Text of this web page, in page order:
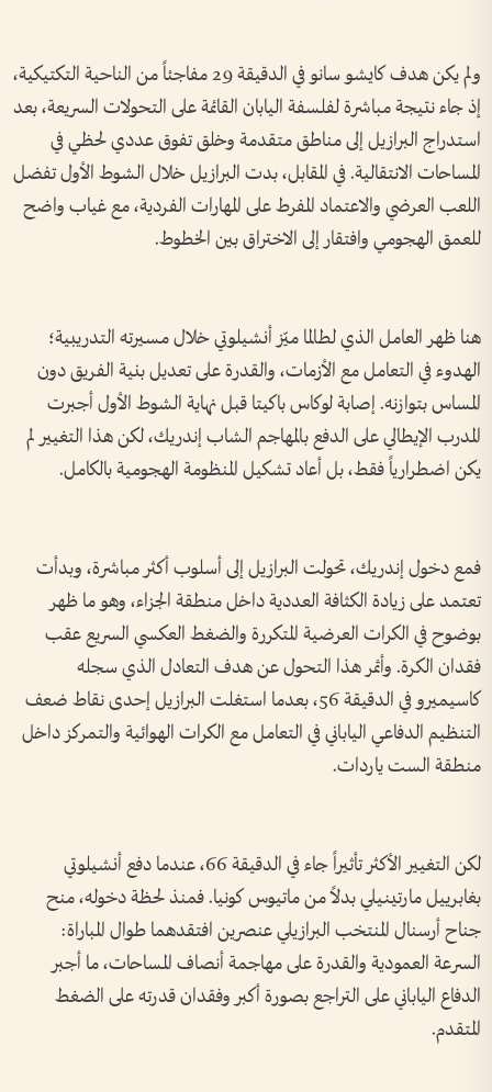
ولم يكن هدف كايشو سانو في الدقيقة 29 مفاجئاً من الناحية التكتيكية،
إذ جاء نتيجة مباشرة لفلسفة اليابان القائمة على التحولات السريعة، بعد
استدراج البرازيل إلى مناطق متقدمة وخلق تفوق عددي لحظي في
المساحات الانتقالية. في المقابل، بدت البرازيل خلال الشوط الأول تفضل
اللعب العرضي والاعتماد المفرط على المهارات الفردية، مع غياب واضح
للعمق الهجومي وافتقار إلى الاختراق بين الخطوط.
هنا ظهر العامل الذي لطالما ميّز أنشيلوتي خلال مسيرته التدريبية؛
الهدوء في التعامل مع الأزمات، والقدرة على تعديل بنية الفريق دون
المساس بتوازنه. إصابة لوكاس باكيتا قبل نهاية الشوط الأول أجبرت
المدرب الإيطالي على الدفع بالمهاجم الشاب إندريك، لكن هذا التغيير لم
يكن اضطرارياً فقط، بل أعاد تشكيل المنظومة الهجومية بالكامل.
فمع دخول إندريك، تحولت البرازيل إلى أسلوب أكثر مباشرة، وبدأت
تعتمد على زيادة الكثافة العددية داخل منطقة الجزاء، وهو ما ظهر
بوضوح في الكرات العرضية المتكررة والضغط العكسي السريع عقب
فقدان الكرة. وأثمر هذا التحول عن هدف التعادل الذي سجله
كاسيميرو في الدقيقة 56، بعدما استغلت البرازيل إحدى نقاط ضعف
التنظيم الدفاعي الياباني في التعامل مع الكرات الهوائية والتمركز داخل
منطقة الست ياردات.
لكن التغيير الأكثر تأثيراً جاء في الدقيقة 66، عندما دفع أنشيلوتي
بغابرييل مارتينيلي بدلاً من ماتيوس كونيا. فمنذ لحظة دخوله، منح
جناح أرسنال المنتخب البرازيلي عنصرين افتقدهما طوال المباراة:
السرعة العمودية والقدرة على مهاجمة أنصاف المساحات، ما أجبر
الدفاع الياباني على التراجع بصورة أكبر وفقدان قدرته على الضغط
المتقدم.